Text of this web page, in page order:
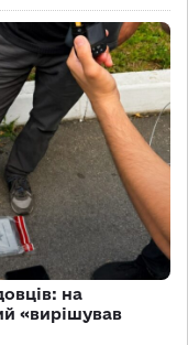
на
«вирішував